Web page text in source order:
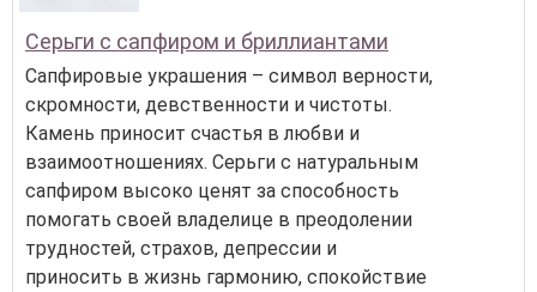
Серьги с сапфиром и бриллиантами
Сапфировые украшения – символ верности,
скромности, девственности и чистоты.
Камень приносит счастья в любви и
взаимоотношениях. Серьги с натуральным
сапфиром высоко ценят за способность
помогать своей владелице в преодолении
трудностей, страхов, депрессии и
приносить в жизнь гармонию, спокойствие